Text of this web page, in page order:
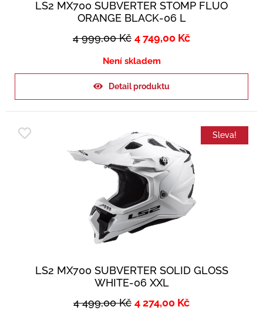
LS2 MX700 SUBVERTER STOMP FLUO
ORANGE BLACK-06 L
4 999,00Kč 4 749,00 Kč
Není skladem
Detail produktu
Sleva!
LS2 MX700 SUBVERTER SOLID GLOSS
WHITE-06 XXL
4 499,00Kč 4 274,00 Kč